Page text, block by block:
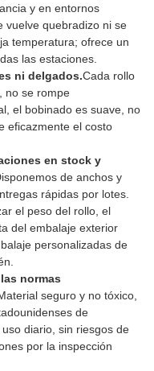
y en entornos
vuelve quebradizo ni se
temperatura; ofrece un
las estaciones.
ni delgados.Cada rollo
no se rompe
el bobinado es suave, no
eficazmente el costo
en stock y
de anchos y
rápidas por lotes.
el peso del rollo, el
del embalaje exterior
personalizadas de
normas
seguro y no tóxico,
de
diario, sin riesgos de
por la inspección